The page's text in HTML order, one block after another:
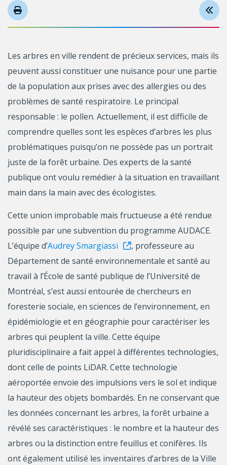
Les arbres en ville rendent de précieux services, mais ils
peuvent aussi constituer une nuisance pour une partie
de la population aux prises avec des allergies ou des
problèmes de santé respiratoire. Le principal
responsable : le pollen. Actuellement, il est difficile de
comprendre quelles sont les espèces d’arbres les plus
problématiques puisqu’on ne possède pas un portrait
juste de la forêt urbaine. Des experts de la santé
publique ont voulu remédier à la situation en travaillant
main dans la main avec des écologistes.
Cette union improbable mais fructueuse a été rendue
possible par une subvention du programme AUDACE.
L’équipe d’Audrey Smargiassi
, professeure au
Département de santé environnementale et santé au
travail à l’École de santé publique de l’Université de
Montréal, s’est aussi entourée de chercheurs en
foresterie sociale, en sciences de l’environnement, en
épidémiologie et en géographie pour caractériser les
arbres qui peuplent la ville. Cette équipe
pluridisciplinaire a fait appel à différentes technologies,
dont celle de points LiDAR. Cette technologie
aéroportée envoie des impulsions vers le sol et indique
la hauteur des objets bombardés. En ne conservant que
les données concernant les arbres, la forêt urbaine a
révélé ses caractéristiques : le nombre et la hauteur des
arbres ou la distinction entre feuillus et conifères. Ils
ont également utilisé les inventaires d’arbres de la Ville